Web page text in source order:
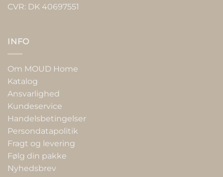
CVR: DK 40697551
INFO
Om MOUD Home
Katalog
Ansvarlighed
Kundeservice
Handelsbetingelser
Persondatapolitik
Fragt og levering
Følg din pakke
Nyhedsbrev